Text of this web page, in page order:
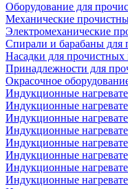
Оборудование для
Механические
Электромеханические
Спирали и барабаны
Насадки для
Принадлежности для
Окрасочное
Индукционные
Индукционные
Индукционные
Индукционные
Индукционные
Индукционные
Индукционные
Индукционные